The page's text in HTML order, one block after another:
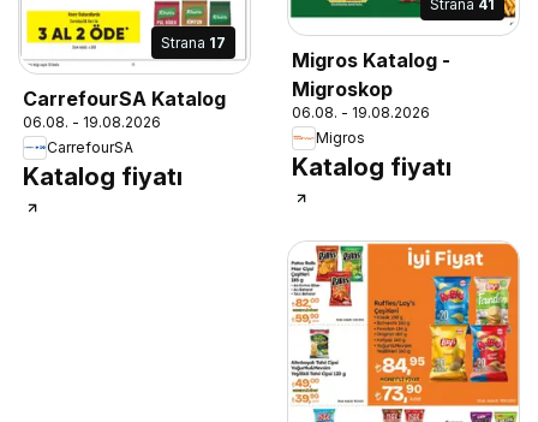
Strana 17
CarrefourSA Katalog
06.08. - 19.08.2026
CarrefourSA
Katalog fiyatı
Strana 41
Migros Katalog -
Migroskop
06.08. - 19.08.2026
Migros
Katalog fiyatı